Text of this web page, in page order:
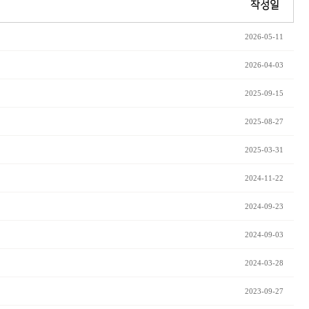
작성일
2026-05-11
2026-04-03
2025-09-15
2025-08-27
2025-03-31
2024-11-22
2024-09-23
2024-09-03
2024-03-28
2023-09-27